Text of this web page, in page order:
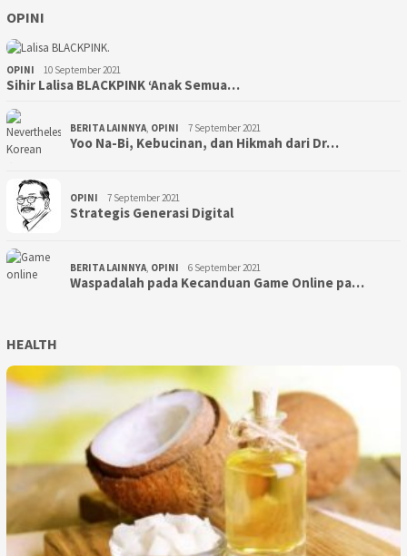
OPINI
OPINI 10 September 2021
Sihir Lalisa BLACKPINK ‘Anak Semua…
BERITA LAINNYA, OPINI 7 September 2021
Yoo Na-Bi, Kebucinan, dan Hikmah dari Dr…
OPINI 7 September 2021
Strategis Generasi Digital
BERITA LAINNYA, OPINI 6 September 2021
Waspadalah pada Kecanduan Game Online pa…
HEALTH